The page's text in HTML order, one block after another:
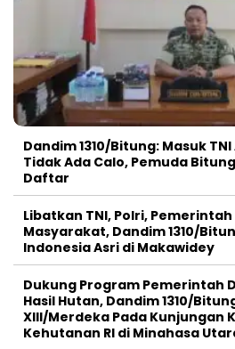
Dandim 1310/Bitung: Masuk TNI
Tidak Ada Calo, Pemuda
Daftar
Libatkan TNI, Polri,
Masyarakat, Dandim 1310/
Indonesia Asri di Makawidey
Dukung Program Pemerintah
Hasil Hutan, Dandim 1310/
XIII/Merdeka Pada Kunjungan
Kehutanan RI di Minahasa